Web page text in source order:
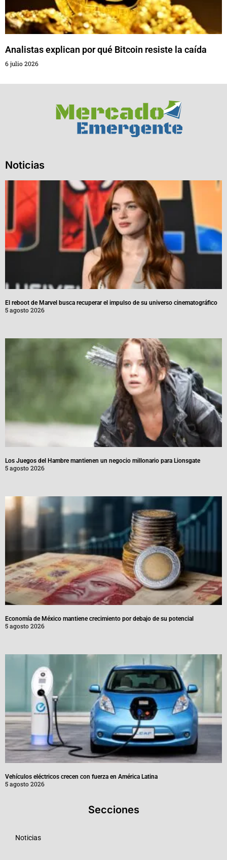
Analistas explican por qué Bitcoin resiste la caída
6 julio 2026
Noticias
El reboot de Marvel busca recuperar el impulso de su universo cinematográfico
5 agosto 2026
Los Juegos del Hambre mantienen un negocio millonario para Lionsgate
5 agosto 2026
Economía de México mantiene crecimiento por debajo de su potencial
5 agosto 2026
Vehículos eléctricos crecen con fuerza en América Latina
5 agosto 2026
Secciones
Noticias